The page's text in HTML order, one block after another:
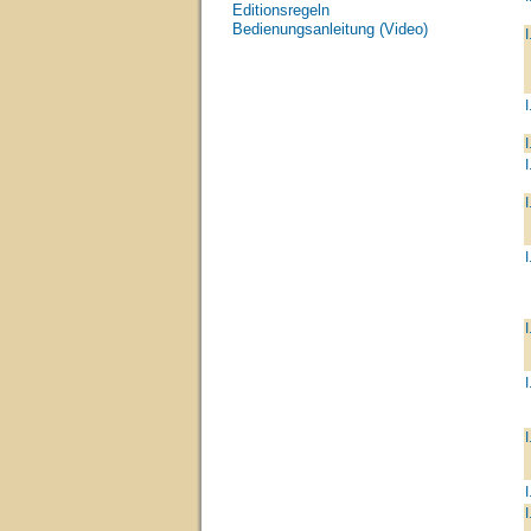
Editionsregeln
Bedienungsanleitung (Video)